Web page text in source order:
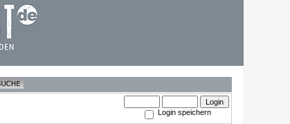
Login speichern